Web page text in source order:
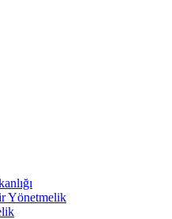
Yönetmelik